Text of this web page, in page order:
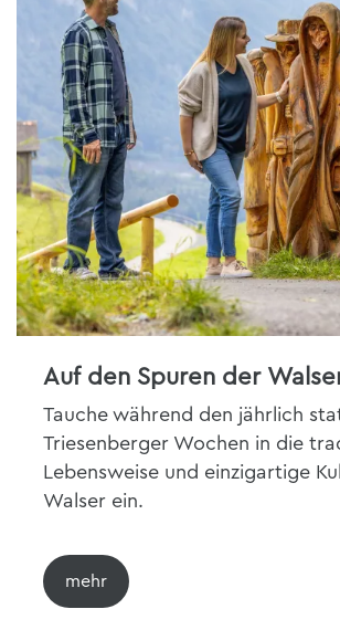
Auf den Spuren der
Tauche während den jährlich
Triesenberger Wochen in die
Lebensweise und einzigartige
Walser ein.